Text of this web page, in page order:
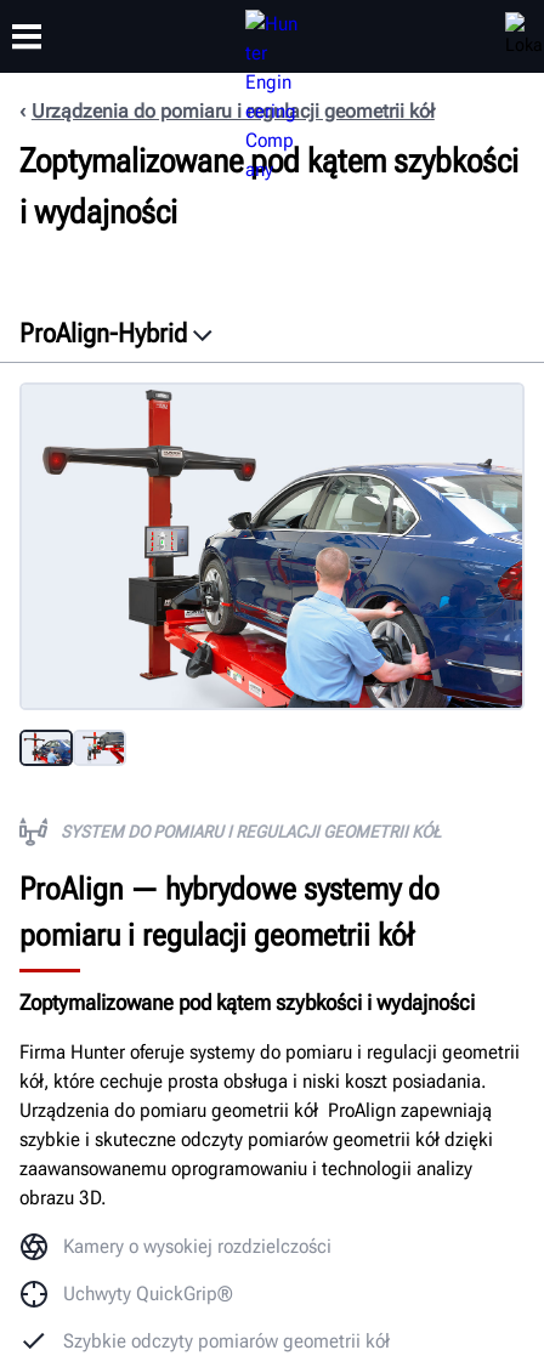
PRODUKTY WSPARCIE
SZKOLENIA
O NAS
Urządzenia do pomiaru i regulacji geometrii kół
Zoptymalizowane pod kątem szybkości
i wydajności
ProAlign-Hybrid
Dokumenty
Uzyskaj bezpłatną ofertę
SYSTEM DO POMIARU I REGULACJI GEOMETRII KÓŁ
ProAlign — hybrydowe systemy do
pomiaru i regulacji geometrii kół
Zoptymalizowane pod kątem szybkości i wydajności
Firma Hunter oferuje systemy do pomiaru i regulacji geometrii
kół, które cechuje prosta obsługa i niski koszt posiadania.
Urządzenia do pomiaru geometrii kół ProAlign zapewniają
szybkie i skuteczne odczyty pomiarów geometrii kół dzięki
zaawansowanemu oprogramowaniu i technologii analizy
obrazu 3D.
Kamery o wysokiej rozdzielczości
Uchwyty QuickGrip®
Szybkie odczyty pomiarów geometrii kół